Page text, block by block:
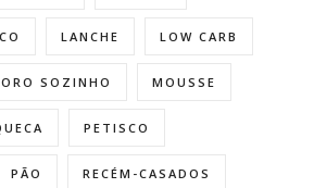
LANCHE LOW CARB
SOZINHO MOUSSE
PETISCO
PÃO RECÉM-CASADOS